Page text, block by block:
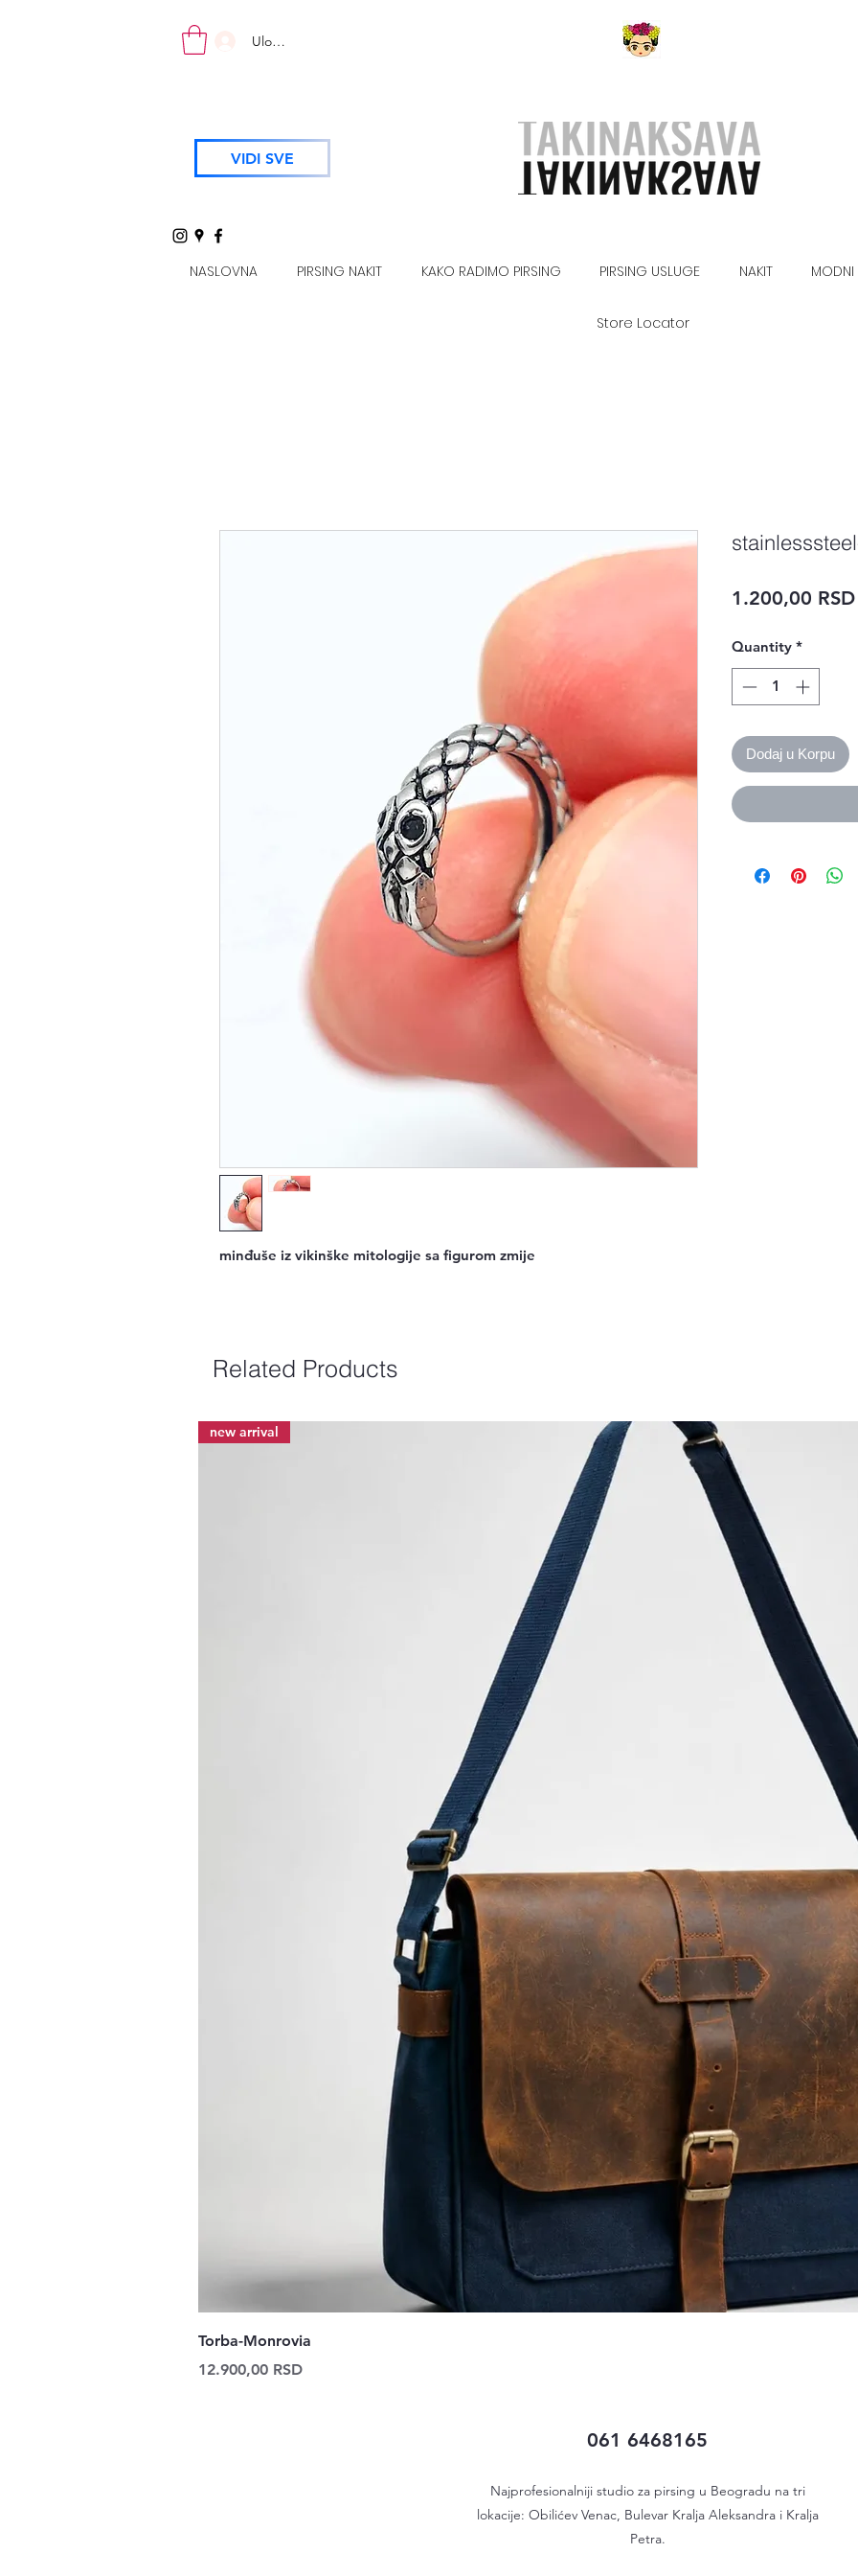
Uloguj se
VIDI SVE
NASLOVNA PIRSING NAKIT KAKO RADIMO PIRSING PIRSING USLUGE NAKIT MODNI
Store Locator
minđuše iz vikinške mitologije sa figurom zmije
1.200,00 RSD
Quantity *
Dodaj u Korpu
Related Products
new arrival
Torba-Monrovia
Price
12.900,00 RSD
061 6468165
Najprofesionalniji studio za pirsing u Beogradu na tri
lokacije: Obilićev Venac, Bulevar Kralja Aleksandra i Kralja
Petra.